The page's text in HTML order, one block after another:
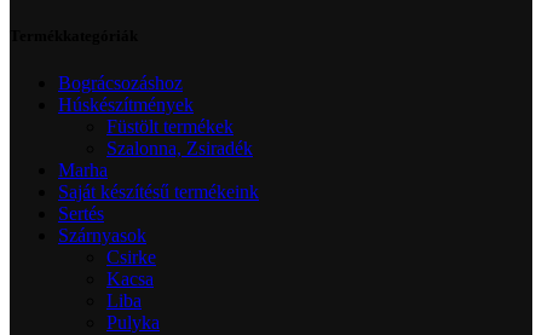
Bográcsozáshoz
Húskészítmények
Füstölt termékek
Szalonna, Zsiradék
Marha
Saját készítésű termékeink
Sertés
Szárnyasok
Csirke
Kacsa
Liba
Pulyka